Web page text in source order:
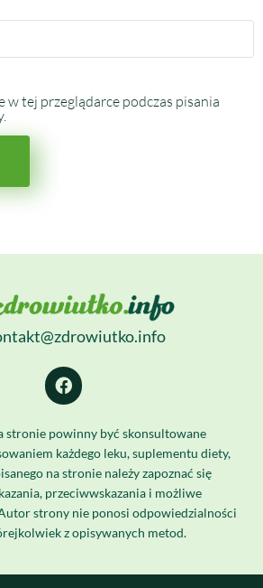
w tej przeglądarce podczas pisania
stronie powinny być skonsultowane
każdego leku, suplementu diety,
na stronie należy zapoznać się
przeciwwskazania i możliwe
strony nie ponosi odpowiedzialności
z opisywanych metod.